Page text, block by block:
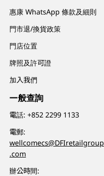
惠康 WhatsApp 條款及細則
門市退/換貨政策
門店位置
牌照及許可證
加入我們
一般查詢
電話:+852 2299 1133
電郵:
wellcomecs@DFIretailgroup
.com
辦公時間: